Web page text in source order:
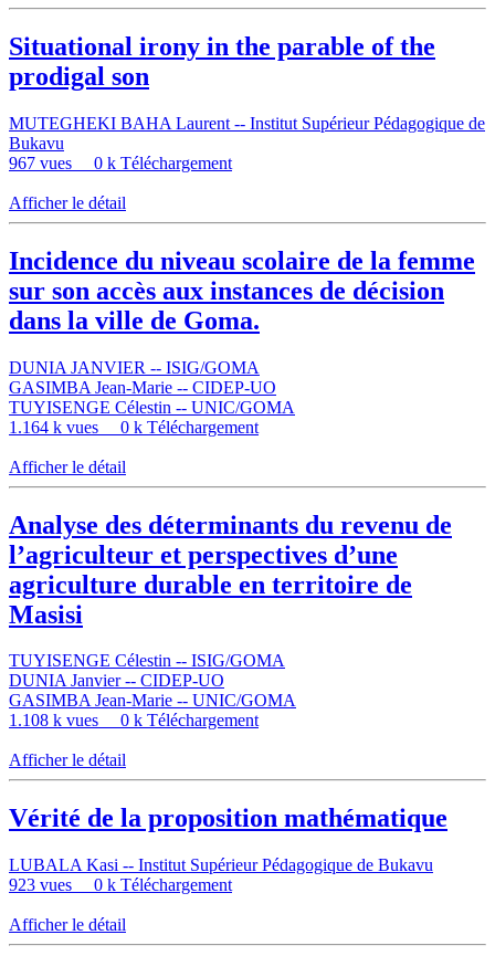
Situational irony in the parable of the
prodigal son
MUTEGHEKI BAHA Laurent -- Institut Supérieur Pédagogique de
Bukavu
967 vues 0 k Téléchargement
Afficher le détail
Incidence du niveau scolaire de la femme
sur son accès aux instances de décision
dans la ville de Goma.
DUNIA JANVIER -- ISIG/GOMA
GASIMBA Jean-Marie -- CIDEP-UO
TUYISENGE Célestin -- UNIC/GOMA
1.164 k vues 0 k Téléchargement
Afficher le détail
Analyse des déterminants du revenu de
l’agriculteur et perspectives d’une
agriculture durable en territoire de
Masisi
TUYISENGE Célestin -- ISIG/GOMA
DUNIA Janvier -- CIDEP-UO
GASIMBA Jean-Marie -- UNIC/GOMA
1.108 k vues 0 k Téléchargement
Afficher le détail
Vérité de la proposition mathématique
LUBALA Kasi -- Institut Supérieur Pédagogique de Bukavu
923 vues 0 k Téléchargement
Afficher le détail